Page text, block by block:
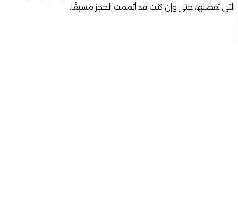
التي تفضلها، حتى وإن كنت قد أتممت الحجز مسبقًا.